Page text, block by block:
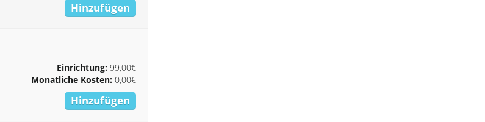
Hinzufügen
Einrichtung:99,00€
Monatliche Kosten:0,00€
Hinzufügen